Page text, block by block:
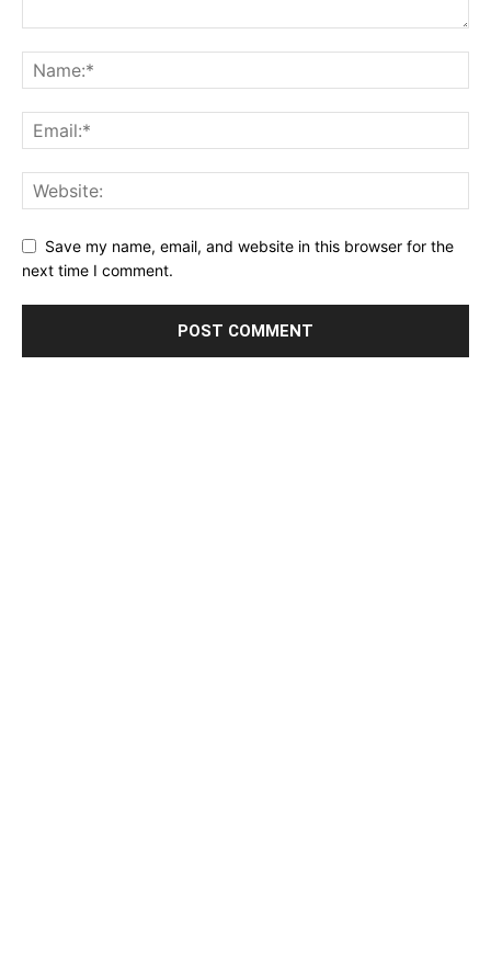
Save my name, email, and website in this browser for the
next time I comment.